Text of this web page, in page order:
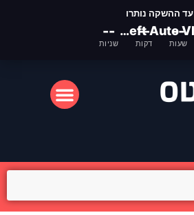
עד ההשקה נותרו
Grand Theft Auto VI --
שעות
--
דקות
--
שניות